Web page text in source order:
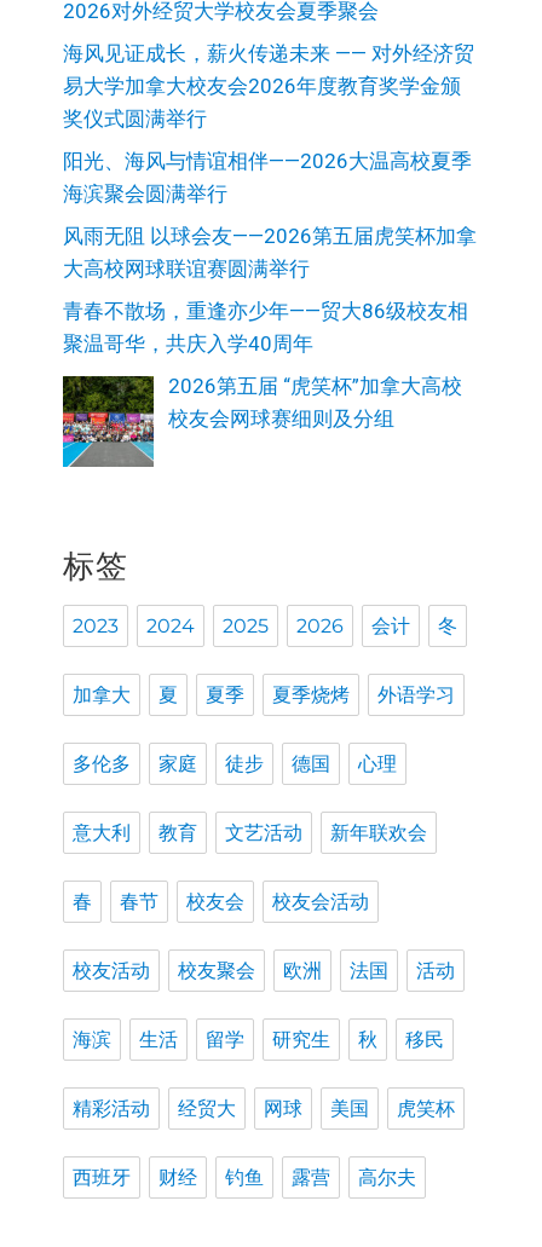
2026对外经贸大学校友会夏季聚会
海风见证成长，薪火传递未来 —— 对外经济贸
易大学加拿大校友会2026年度教育奖学金颁
奖仪式圆满举行
阳光、海风与情谊相伴——2026大温高校夏季
海滨聚会圆满举行
风雨无阻 以球会友——2026第五届虎笑杯加拿
大高校网球联谊赛圆满举行
青春不散场，重逢亦少年——贸大86级校友相
聚温哥华，共庆入学40周年
2026第五届 “虎笑杯”加拿大高校
校友会网球赛细则及分组
标签
2023 2024 2025 2026 会计 冬
加拿大 夏 夏季 夏季烧烤 外语学习
多伦多 家庭 徒步 德国 心理
意大利 教育 文艺活动 新年联欢会
春 春节 校友会 校友会活动
校友活动 校友聚会 欧洲 法国 活动
海滨 生活 留学 研究生 秋 移民
精彩活动 经贸大 网球 美国 虎笑杯
西班牙 财经 钓鱼 露营 高尔夫